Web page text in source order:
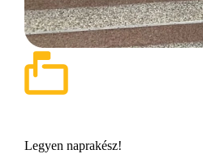
Legyen naprakész!